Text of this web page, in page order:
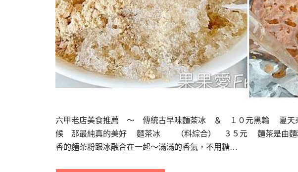
六甲老店美食推薦 ～ 傳統古早味麵茶冰 ＆ １０元黑輪 夏天
候 那最純真的美好 麵茶冰 （料綜合） ３５元 麵茶是由麵
香的麵茶粉跟冰融合在一起～滿滿的香氣，不用糖…